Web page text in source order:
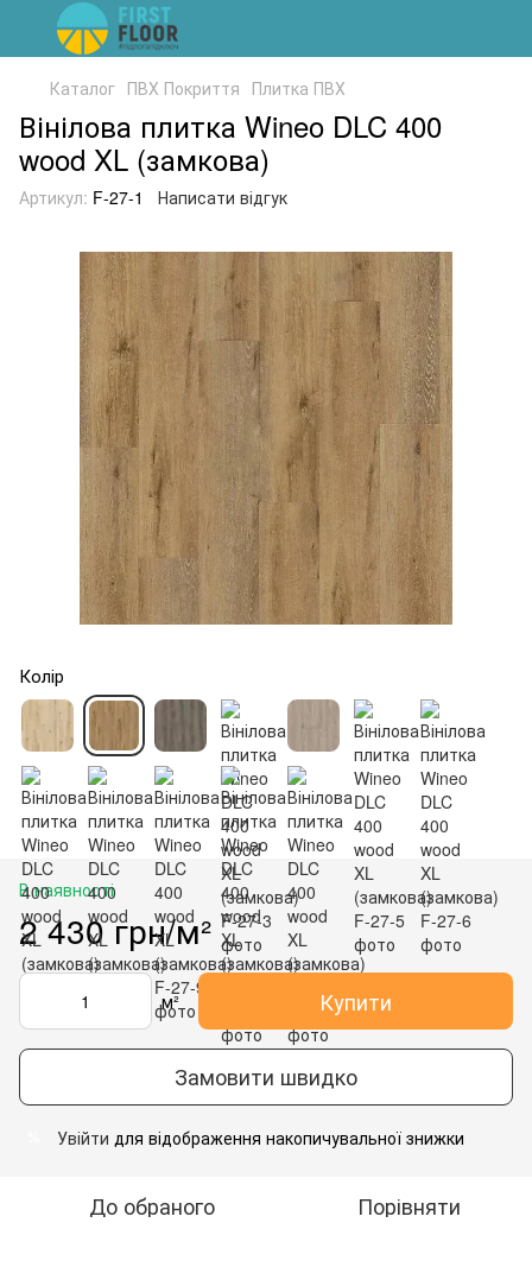
Каталог ПВХ Покриття Плитка ПВХ
Вінілова плитка Wineo DLC 400
wood XL (замкова)
Артикул: F-27-1 Написати відгук
Колір
В наявності
2 430 грн/м²
м² Купити
Замовити швидко
Увійти для відображення накопичувальної знижки
До обраного Порівняти